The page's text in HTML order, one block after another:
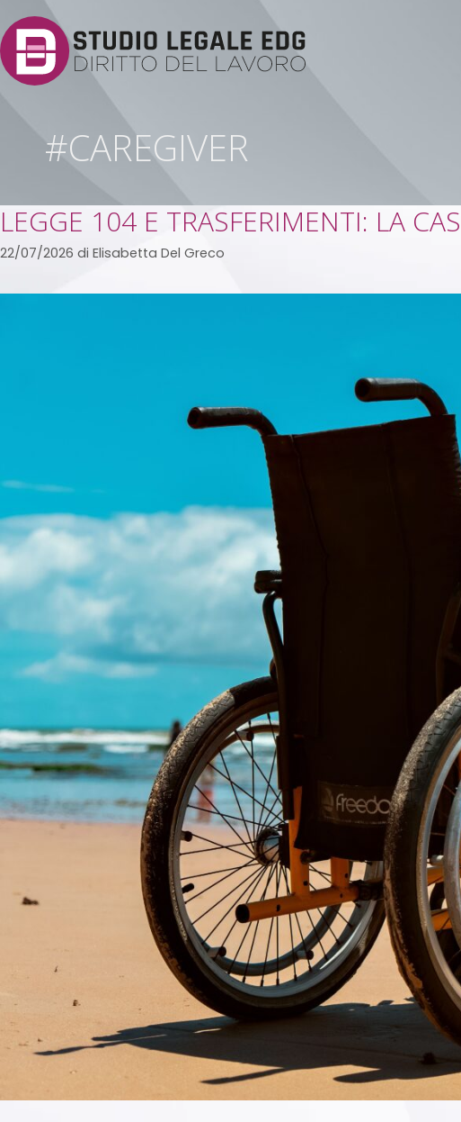
#CAREGIVER
LEGGE 104 E TRASFERIMENTI: LA
22/07/2026 di Elisabetta Del Greco